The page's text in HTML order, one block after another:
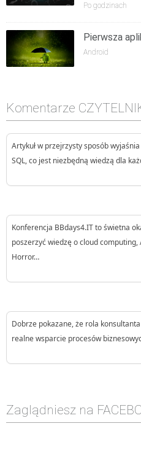
Po godzinach
Pierwsza
Android
Komentarze
Artykuł w przejrzysty sposób
SQL, co jest niezbędną wiedzą dla
Konferencja BBdays4.IT to świetna
poszerzyć wiedzę o cloud
Horror…
Dobrze pokazane, że rola
realne wsparcie procesów
Zaglądniesz na